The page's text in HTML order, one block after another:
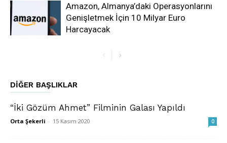
Amazon, Almanya’daki Operasyonlarını
Genişletmek İçin 10 Milyar Euro
Harcayacak
DIĞER BAŞLIKLAR
“İki Gözüm Ahmet” Filminin Galası Yapıldı
Orta Şekerli - 15 Kasım 2020 0